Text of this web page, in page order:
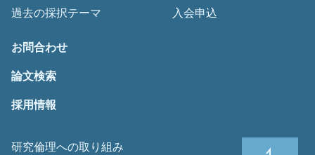
過去の採択テーマ
入会申込
お問合わせ
論文検索
採用情報
研究倫理への取り組み